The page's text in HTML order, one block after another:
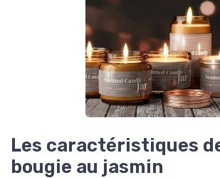
Les caractéristiques
bougie au jasmin